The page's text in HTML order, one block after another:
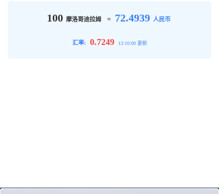
100 摩洛哥迪拉姆 = 72.4939 人民币
汇率: 0.7249 13:10:00 更新